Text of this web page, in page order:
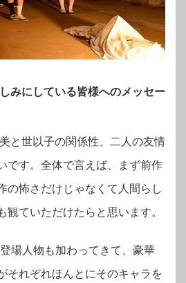
みにしている皆様へのメッセー
と世以子の関係性、二人の友情
です。全体で言えば、まず前作
の怖さだけじゃなくて人間らし
観ていただけたらと思います。
場人物も加わってきて、豪華
それぞれほんとにそのキャラを